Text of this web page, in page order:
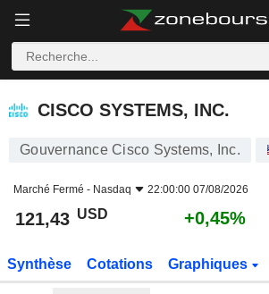
CISCO SYSTEMS, INC.
CISCO SYSTEMS, INC.
Gouvernance Cisco Systems, Inc.
Marché Fermé - Nasdaq 22:00:00 07/08/2026
121,43 USD +0,45%
Synthèse Cotations Graphiques